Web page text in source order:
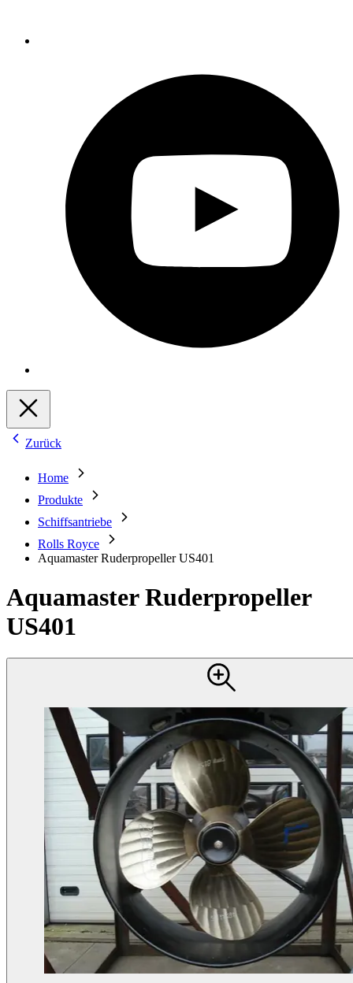
Zurück
Home
Produkte
Schiffsantriebe
Rolls Royce
Aquamaster Ruderpropeller US401
Aquamaster Ruderpropeller
US401